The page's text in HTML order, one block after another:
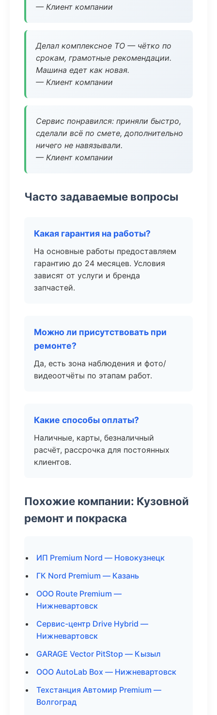
— Клиент компании
Делал комплексное ТО — чётко по
срокам, грамотные рекомендации.
Машина едет как новая.
— Клиент компании
Сервис понравился: приняли быстро,
сделали всё по смете, дополнительно
ничего не навязывали.
— Клиент компании
Часто задаваемые вопросы
Какая гарантия на работы?
На основные работы предоставляем
гарантию до 24 месяцев. Условия
зависят от услуги и бренда
запчастей.
Можно ли присутствовать при
ремонте?
Да, есть зона наблюдения и фото/
видеоотчёты по этапам работ.
Какие способы оплаты?
Наличные, карты, безналичный
расчёт, рассрочка для постоянных
клиентов.
Похожие компании: Кузовной
ремонт и покраска
ИП Premium Nord — Новокузнецк
ГК Nord Premium — Казань
ООО Route Premium —
Нижневартовск
Сервис-центр Drive Hybrid —
Нижневартовск
GARAGE Vector PitStop — Кызыл
ООО AutoLab Box — Нижневартовск
Техстанция Автомир Premium —
Волгоград